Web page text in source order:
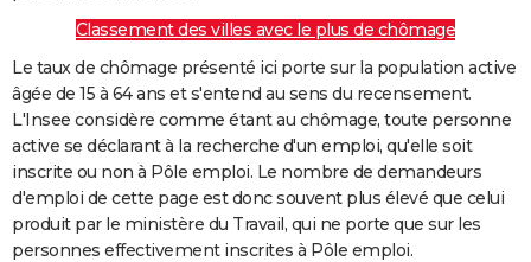
Classement des villes avec le plus de chômage
Le taux de chômage présenté ici porte sur la population active
âgée de 15 à 64 ans et s'entend au sens du recensement.
L'Insee considère comme étant au chômage, toute personne
active se déclarant à la recherche d'un emploi, qu'elle soit
inscrite ou non à Pôle emploi. Le nombre de demandeurs
d'emploi de cette page est donc souvent plus élevé que celui
produit par le ministère du Travail, qui ne porte que sur les
personnes effectivement inscrites à Pôle emploi.